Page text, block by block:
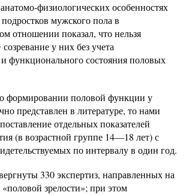
физиологических особенностях
мужского пола в
отношении показал, что нельзя
у них без учета
функционального состояния половых
формировании половой функции у
представлен в литературе, то нами
отдельных показателей
(в возрастной группе 14—18 лет) с
по интервалу в один год.
330 экспертиз, направленных на
зрелости»; при этом